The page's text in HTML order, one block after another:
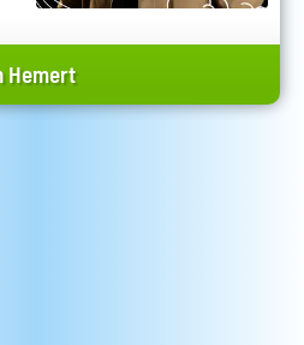
Hemert